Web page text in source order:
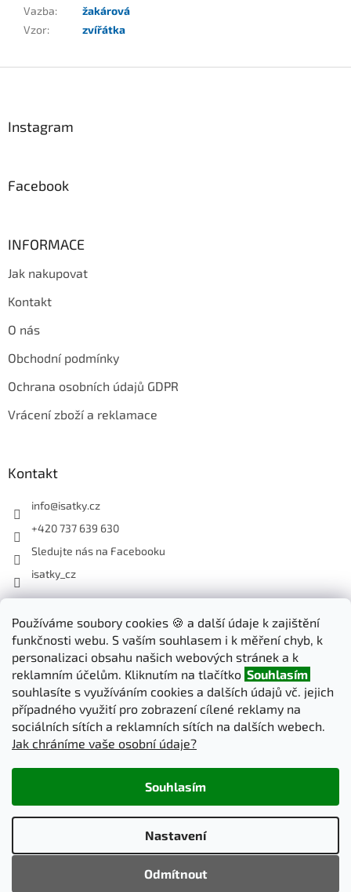
Používáme soubory cookies 🍪 a další údaje k zajištění
funkčnosti webu. S vaším souhlasem i k měření chyb, k
personalizaci obsahu našich webových stránek a k
reklamním účelům. Kliknutím na tlačítko Souhlasím
souhlasíte s využíváním cookies a dalších údajů vč. jejich
případného využití pro zobrazení cílené reklamy na
sociálních sítích a reklamních sítích na dalších webech.
Jak chráníme vaše osobní údaje?
Nastavení
Odmítnout
Souhlasím
Vazba:
žakárová
Vzor: zvířátka
Instagram
Facebook
INFORMACE
Jak nakupovat
Kontakt
O nás
Obchodní podmínky
Ochrana osobních údajů GDPR
Vrácení zboží a reklamace
Kontakt
info@isatky.cz
+420 737 639 630
Sledujte nás na Facebooku
isatky_cz
Odebírat newsletter
Vložte svůj e-mail a my vám budeme zasílat informace o nových
produktech na našem e-shopu.
E-mail
PŘIHLÁSIT SE
nastavení cookies